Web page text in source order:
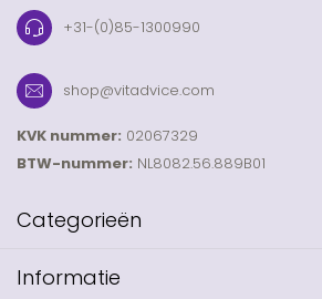
+31-(0)85-1300990
shop@vitadvice.com
KVK nummer: 02067329
BTW-nummer: NL8082.56.889B01
Categorieën
Informatie